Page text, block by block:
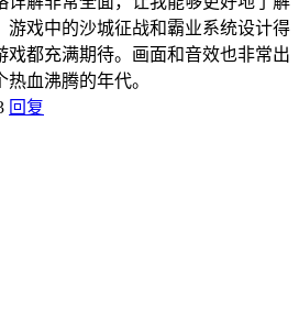
游戏中的沙城征战和霸业系统设计得
戏都充满期待。画面和音效也非常出
血沸腾的年代。
回复